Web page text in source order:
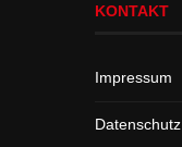
KONTAKT
Impressum
Datenschutz